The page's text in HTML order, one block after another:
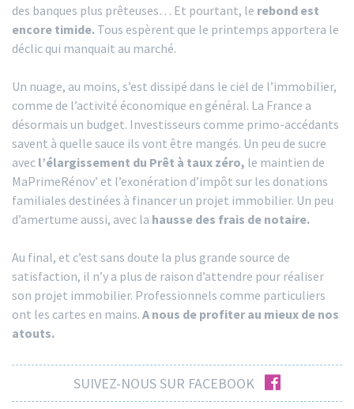
des banques plus prêteuses… Et pourtant, le rebond est
encore timide. Tous espèrent que le printemps apportera le
déclic qui manquait au marché.
Un nuage, au moins, s’est dissipé dans le ciel de l’immobilier,
comme de l’activité économique en général. La France a
désormais un budget. Investisseurs comme primo-accédants
savent à quelle sauce ils vont être mangés. Un peu de sucre
avec l’élargissement du Prêt à taux zéro, le maintien de
MaPrimeRénov’ et l’exonération d’impôt sur les donations
familiales destinées à financer un projet immobilier. Un peu
d’amertume aussi, avec la hausse des frais de notaire.
Au final, et c’est sans doute la plus grande source de
satisfaction, il n’y a plus de raison d’attendre pour réaliser
son projet immobilier. Professionnels comme particuliers
ont les cartes en mains. A nous de profiter au mieux de nos
atouts.
SUIVEZ-NOUS SUR FACEBOOK facebook